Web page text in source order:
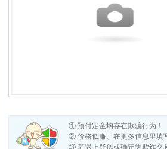
① 预付定金均存在欺骗行为！
② 价格低廉、在更多信息里填
③ 若遇上疑似或确定为欺诈交